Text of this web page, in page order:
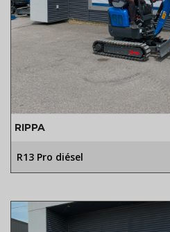
RIPPA
R13 Pro diésel